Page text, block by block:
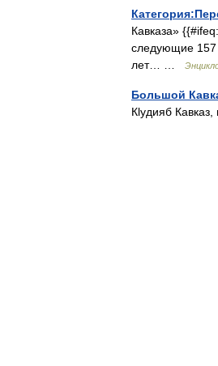
Кавказа»
следующие 157
лет… …
Большой
Кlудияб